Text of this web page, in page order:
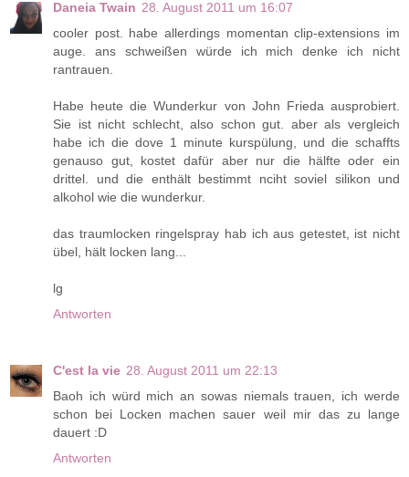
Daneia Twain 28. August 2011 um 16:07
cooler post. habe allerdings momentan clip-extensions im
auge. ans schweißen würde ich mich denke ich nicht
rantrauen.
Habe heute die Wunderkur von John Frieda ausprobiert.
Sie ist nicht schlecht, also schon gut. aber als vergleich
habe ich die dove 1 minute kurspülung, und die schaffts
genauso gut, kostet dafür aber nur die hälfte oder ein
drittel. und die enthält bestimmt nciht soviel silikon und
alkohol wie die wunderkur.
das traumlocken ringelspray hab ich aus getestet, ist nicht
übel, hält locken lang...
lg
Antworten
C'est la vie 28. August 2011 um 22:13
Baoh ich würd mich an sowas niemals trauen, ich werde
schon bei Locken machen sauer weil mir das zu lange
dauert :D
Antworten